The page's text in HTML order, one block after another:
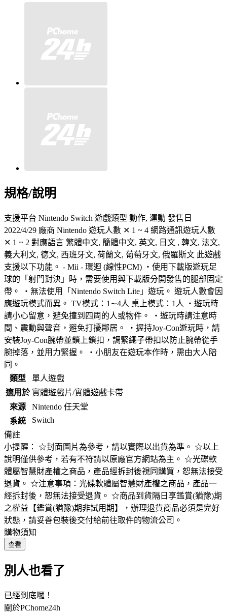
規格/說明
支援平台 Nintendo Switch 遊戲類型 動作, 運動 發售日
2022/4/29 廠商 Nintendo 遊玩人數 ✕ 1 ~ 4 網路通訊遊玩人數
✕ 1 ~ 2 對應語言 繁體中文, 簡體中文, 英文, 日文 , 韓文, 法文,
義大利文, 德文, 西班牙文, 荷蘭文, 葡萄牙文, 俄羅斯文 此遊戲
支援以下功能。 - Mii - 環迴 (線性PCM) ・使用下載版遊玩足
球的「射門對決」時，需要使用與下載版分開發售的腿部固定
帶。 ・無法使用「Nintendo Switch Lite」遊玩。 遊玩人數會因
應遊玩模式而異。 TV模式：1∼4人 桌上模式：1人 ・遊玩時
請小心留意，避免撞到四周的人或物件。 ・遊玩時請注意時
間、震動與聲音，避免打擾鄰居。 ・握持Joy-Con遊玩時，請
安裝Joy-Con腕帶並鎖上鎖扣，調緊繩子帶扣以防止腕帶從手
腕掉落，並用力緊握。 ・小朋友在遊玩本作時，需由大人陪
同。
類型
單人遊戲
適用於 實體遊戲片/實體遊戲卡帶
來源
Nintendo 任天堂
系統
Switch
備註
小提醒： ☆封面圖片為參考，請以實際以出貨為準。 ☆以上
說明僅供參考，若有不符請以原廠官方網站為主。 ☆光碟軟
體屬智慧財產權之商品，產品經拆封後視同購買，恕無法接受
退貨。 ☆注意事項：光碟軟體屬智慧財產權之商品，產品一
經拆封後，恕無法接受退貨。 ☆商品到貨隔日享鑑賞(猶豫)期
之權益【鑑賞(猶豫)期非試用期】，辦理退貨商品必須是完好
狀態，請妥善包裝後交付給前往取件的物流公司。
購物須知
查看
別人也看了
已經到底囉！
關於PChome24h